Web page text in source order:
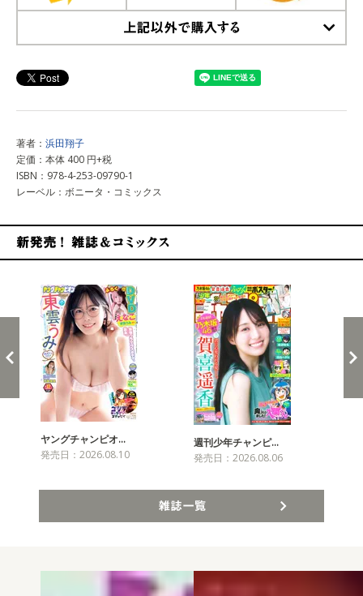
著者： 浜田翔子
定価：本体 400 円+税
ISBN：978-4-253-09790-1
レーベル：ボニータ・コミックス
ヤングチャンピオ…
発売日：2026.08.10
週刊少年チャンピ…
発売日：2026.08.06